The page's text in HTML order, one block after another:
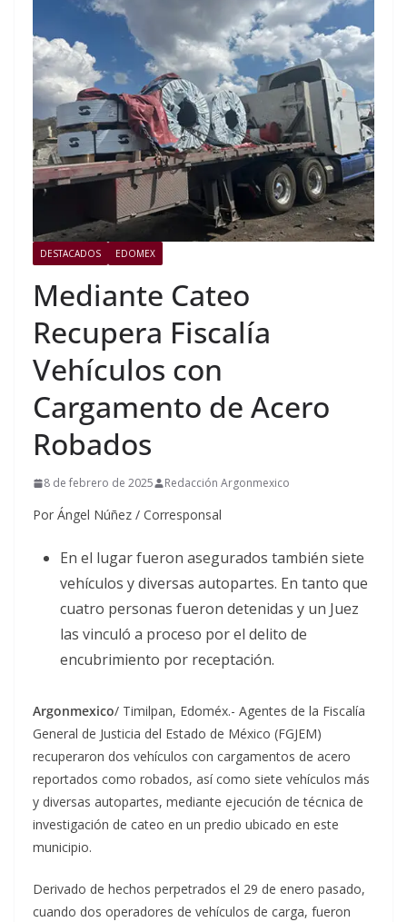
DESTACADOS EDOMEX
Mediante Cateo
Recupera Fiscalía
Vehículos con
Cargamento de Acero
Robados
8 de febrero de 2025 Redacción Argonmexico
Por Ángel Núñez / Corresponsal
En el lugar fueron asegurados también siete
vehículos y diversas autopartes. En tanto que
cuatro personas fueron detenidas y un Juez
las vinculó a proceso por el delito de
encubrimiento por receptación.
Argonmexico/ Timilpan, Edoméx.- Agentes de la Fiscalía
General de Justicia del Estado de México (FGJEM)
recuperaron dos vehículos con cargamentos de acero
reportados como robados, así como siete vehículos más
y diversas autopartes, mediante ejecución de técnica de
investigación de cateo en un predio ubicado en este
municipio.
Derivado de hechos perpetrados el 29 de enero pasado,
cuando dos operadores de vehículos de carga, fueron